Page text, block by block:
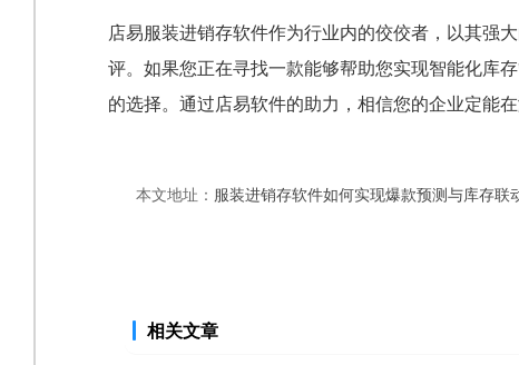
店易服装进销存软件作为行业内的佼佼者，以其强
评。如果您正在寻找一款能够帮助您实现智能化库
的选择。通过店易软件的助力，相信您的企业定能
本文地址： 服装进销存软件如何实现爆款预测与库存联
相关文章